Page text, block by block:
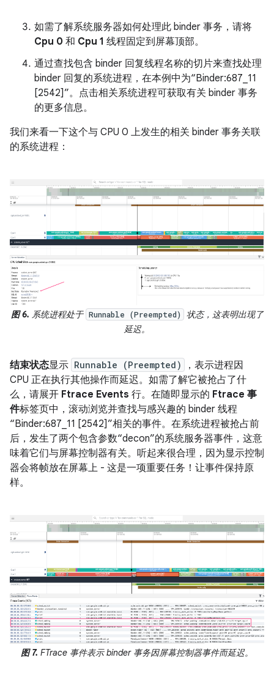
如需了解系统服务器如何处理此 binder 事务，请将
Cpu 0 和 Cpu 1 线程固定到屏幕顶部。
通过查找包含 binder 回复线程名称的切片来查找处理
binder 回复的系统进程，在本例中为“Binder:687_11
[2542]”。点击相关系统进程可获取有关 binder 事务
的更多信息。
我们来看一下这个与 CPU 0 上发生的相关 binder 事务关联
的系统进程：
图 6. 系统进程处于 Runnable (Preempted)
状态，这表明出现了
延迟。
结束状态显示 Runnable (Preempted)
，表示进程因
CPU 正在执行其他操作而延迟。如需了解它被抢占了什
么，请展开 Ftrace Events 行。在随即显示的 Ftrace 事
件标签页中，滚动浏览并查找与感兴趣的 binder 线程
“Binder:687_11 [2542]”相关的事件。在系统进程被抢占前
后，发生了两个包含参数“decon”的系统服务器事件，这意
味着它们与屏幕控制器有关。听起来很合理，因为显示控制
器会将帧放在屏幕上 - 这是一项重要任务！让事件保持原
样。
图 7. FTrace 事件表示 binder 事务因屏幕控制器事件而延迟。